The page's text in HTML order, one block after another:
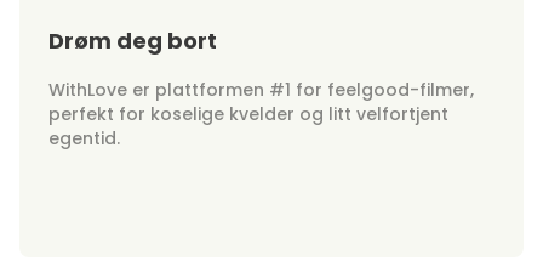
Drøm deg bort
WithLove er plattformen #1 for feelgood-filmer,
perfekt for koselige kvelder og litt velfortjent
egentid.